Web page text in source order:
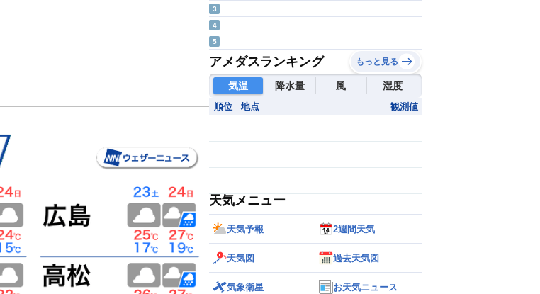
3
4
5
アメダスランキング もっと見る
気温 降水量 風 湿度
順位 地点 観測値
天気メニュー
天気予報 2週間天気
天気図 過去天気図
気象衛星 お天気ニュース